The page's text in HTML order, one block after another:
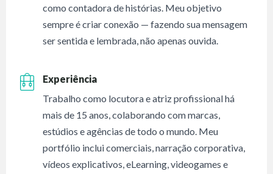
como contadora de histórias. Meu objetivo
sempre é criar conexão — fazendo sua mensagem
ser sentida e lembrada, não apenas ouvida.
Experiência
Trabalho como locutora e atriz profissional há
mais de 15 anos, colaborando com marcas,
estúdios e agências de todo o mundo. Meu
portfólio inclui comerciais, narração corporativa,
vídeos explicativos, eLearning, videogames e